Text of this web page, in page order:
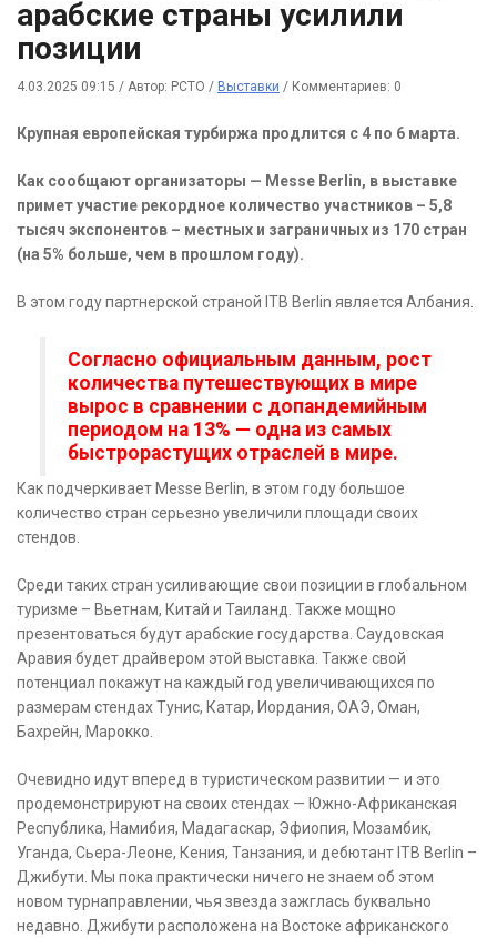
арабские страны усилили
позиции
4.03.2025 09:15 / Автор: РСТО / Выставки / Комментариев: 0
Крупная европейская турбиржа продлится с 4 по 6 марта.
Как сообщают организаторы — Messe Berlin, в выставке
примет участие рекордное количество участников – 5,8
тысяч экспонентов – местных и заграничных из 170 стран
(на 5% больше, чем в прошлом году).
В этом году партнерской страной ITB Berlin является Албания.
Согласно официальным данным, рост
количества путешествующих в мире
вырос в сравнении с допандемийным
периодом на 13% — одна из самых
быстрорастущих отраслей в мире.
Как подчеркивает Messe Berlin, в этом году большое
количество стран серьезно увеличили площади своих
стендов.
Среди таких стран усиливающие свои позиции в глобальном
туризме – Вьетнам, Китай и Таиланд. Также мощно
презентоваться будут арабские государства. Саудовская
Аравия будет драйвером этой выставка. Также свой
потенциал покажут на каждый год увеличивающихся по
размерам стендах Тунис, Катар, Иордания, ОАЭ, Оман,
Бахрейн, Марокко.
Очевидно идут вперед в туристическом развитии — и это
продемонстрируют на своих стендах — Южно-Африканская
Республика, Намибия, Мадагаскар, Эфиопия, Мозамбик,
Уганда, Сьера-Леоне, Кения, Танзания, и дебютант ITB Berlin –
Джибути. Мы пока практически ничего не знаем об этом
новом турнаправлении, чья звезда зажглась буквально
недавно. Джибути расположена на Востоке африканского